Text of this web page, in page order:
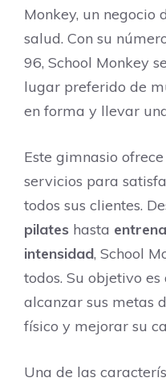
Monkey, un negocio
salud. Con su
96, School Monkey
lugar preferido de
en forma y llevar
Este gimnasio
servicios para
todos sus clientes.
pilates hasta
intensidad, School
todos. Su objetivo
alcanzar sus metas
físico y mejorar su
Una de las